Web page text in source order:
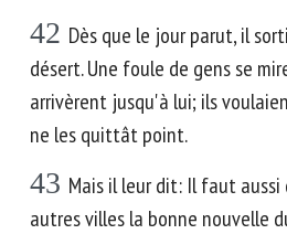
42 Dès que le jour parut, il
désert. Une foule de gens se
arrivèrent jusqu'à lui; ils
ne les quittât point.
43 Mais il leur dit: Il faut
autres villes la bonne nouvelle